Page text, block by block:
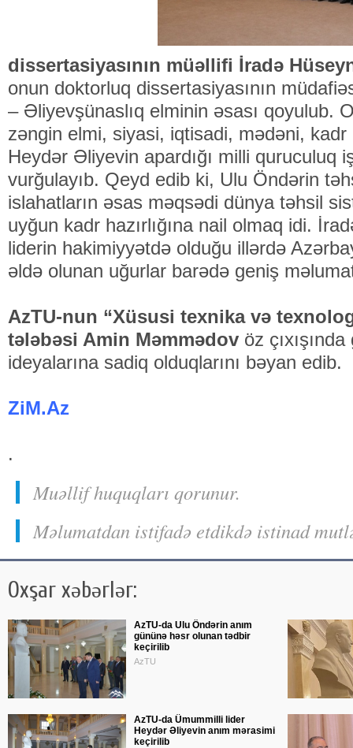
dissertasiyasının müəllifi İradə
onun doktorluq dissertasiyasının
– Əliyevşünaslıq elminin əsası qoyulub.
zəngin elmi, siyasi, iqtisadi, mədəni, kadr
Heydər Əliyevin apardığı milli quruculuq
vurğulayıb. Qeyd edib ki, Ulu Öndərin
islahatların əsas məqsədi dünya təhsil
uyğun kadr hazırlığına nail olmaq idi.
liderin hakimiyyətdə olduğu illərdə
əldə olunan uğurlar barədə geniş
AzTU-nun “Xüsusi texnika və
tələbəsi Amin Məmmədov öz
ideyalarına sadiq olduqlarını bəyan edib.
ZiM.Az
.
Muəllif huquqları qorunur.
Məlumatdan istifadə etdikdə istinad
Oxşar xəbərlər:
AzTU-da Ulu Öndərin anım
gününə həsr olunan tədbir
keçirilib
AzTU
AzTU-da Ümummilli lider
Heydər Əliyevin anım mərasimi
keçirilib